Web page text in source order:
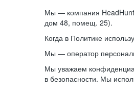
Мы — компания
дом 48, помещ. 25).
Когда в Политике
Мы — оператор
Мы уважаем
в безопасности. Мы